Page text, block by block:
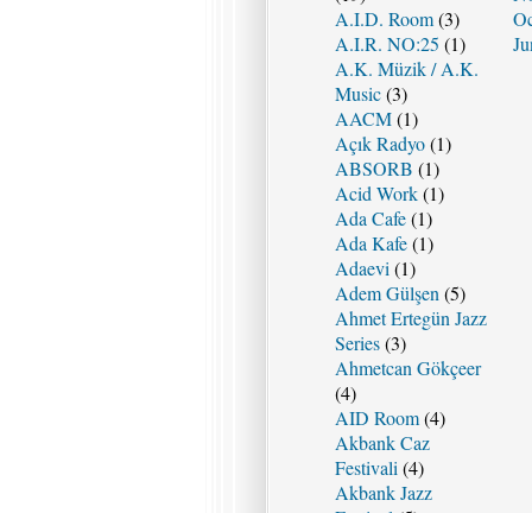
A.I.D. Room(3)
A.I.R. NO:25 (1)
A.K. Müzik / A.K.
Music(3)
AACM(1)
Açık Radyo(1)
ABSORB (1)
Acid Work(1)
Ada Cafe(1)
Ada Kafe(1)
Adaevi (1)
Adem Gülşen (5)
Ahmet Ertegün Jazz
Series(3)
Ahmetcan Gökçeer
(4)
AID Room(4)
Akbank Caz
Festivali (4)
Akbank Jazz